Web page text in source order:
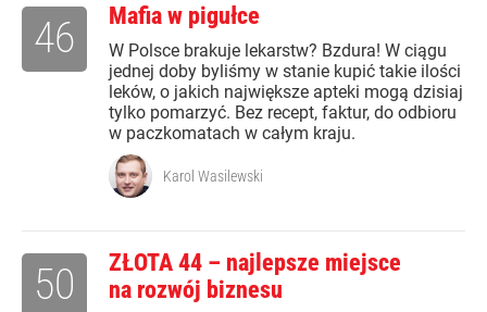
Mafia w pigułce
W Polsce brakuje lekarstw? Bzdura! W ciągu
jednej doby byliśmy w stanie kupić takie ilości
leków, o jakich największe apteki mogą dzisiaj
tylko pomarzyć. Bez recept, faktur, do odbioru
w paczkomatach w całym kraju.
46
Karol Wasilewski
ZŁOTA 44 – najlepsze miejsce
na rozwój biznesu
50